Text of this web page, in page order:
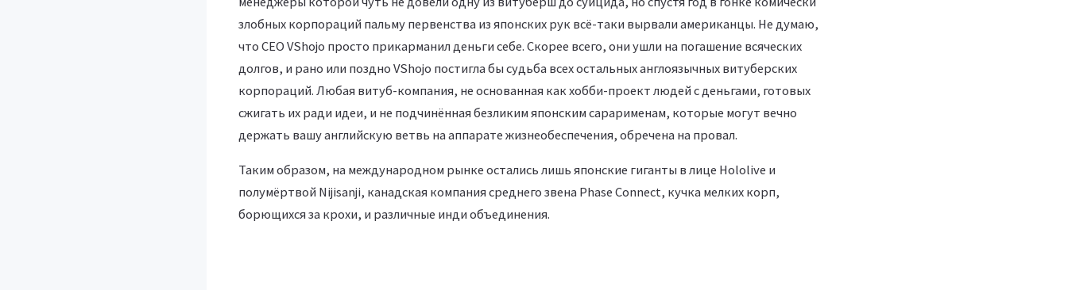
злобных корпораций пальму первенства из японских рук всё-таки вырвали американцы. Не думаю,
что СЕО VShojo просто прикарманил деньги себе. Скорее всего, они ушли на погашение всяческих
долгов, и рано или поздно VShojo постигла бы судьба всех остальных англоязычных витуберских
корпораций. Любая витуб-компания, не основанная как хобби-проект людей с деньгами, готовых
сжигать их ради идеи, и не подчинённая безликим японским сарарименам, которые могут вечно
держать вашу английскую ветвь на аппарате жизнеобеспечения, обречена на провал.
Таким образом, на международном рынке остались лишь японские гиганты в лице Hololive и
полумёртвой Nijisanji, канадская компания среднего звена Phase Connect, кучка мелких корп,
борющихся за крохи, и различные инди объединения.